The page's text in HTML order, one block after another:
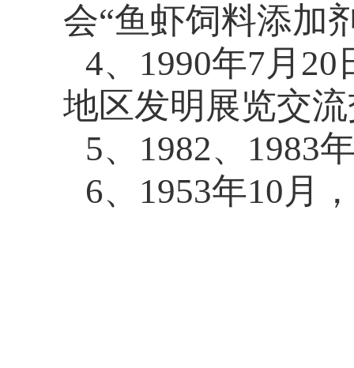
会“鱼虾饲料添加
4、 1990年7月 20
地区发明展览交
5、 1982、 1983
6、 1953年10月